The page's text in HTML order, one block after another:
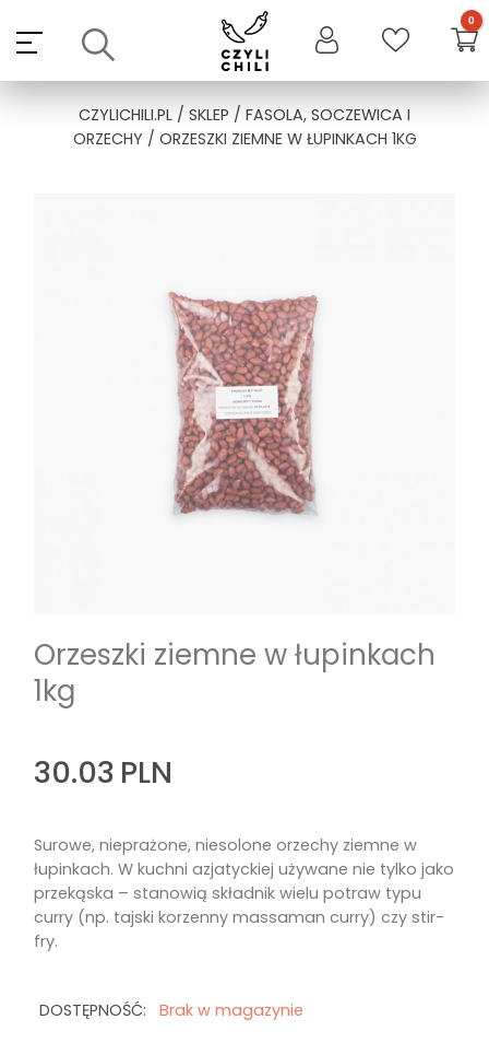
content
CZYLICHILI.PL / SKLEP / FASOLA, SOCZEWICA I
ORZECHY / ORZESZKI ZIEMNE W ŁUPINKACH 1KG
Orzeszki ziemne w łupinkach
1kg
30.03 PLN
Surowe, nieprażone, niesolone orzechy ziemne w
łupinkach. W kuchni azjatyckiej używane nie tylko jako
przekąska – stanowią składnik wielu potraw typu
curry (np. tajski korzenny massaman curry) czy stir-
fry.
DOSTĘPNOŚĆ: Brak w magazynie